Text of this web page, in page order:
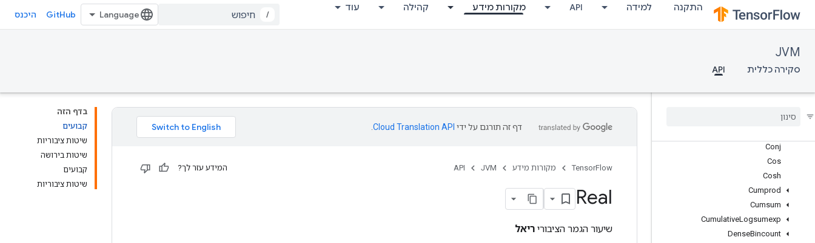
התקנה למידה API מקורות מידע קהילה עוד
/
GitHub היכנס
JVM
סקירה כללית API
BesselI0
BesselI0e
BesselI1
Betainc
Bitpack
Conj
Cos
Cosh
Cumprod
Cumsum
CumulativeLogsumexp
DenseBincount
בדף הזה
קבועים
שיטות ציבוריות
שיטות בירושה
קבועים
שיטות ציבוריות
דף זה תורגם על ידי Cloud Translation API
TensorFlow מקורות מידע JVM
API המידע עזר לך?
Real
שיעור הגמר הציבורי ריאל